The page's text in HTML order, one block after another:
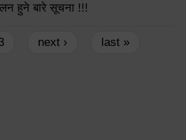
हुने बारे सूचना !!!
next › last »